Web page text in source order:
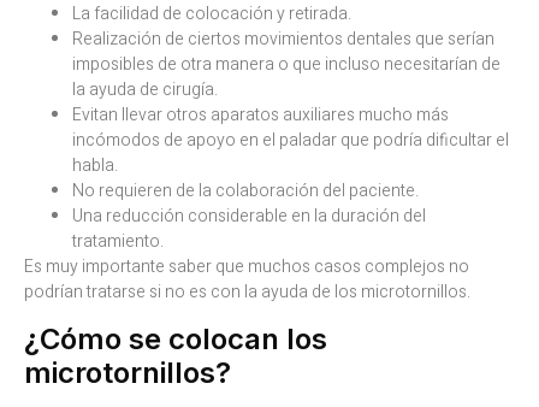
La facilidad de colocación y retirada.
Realización de ciertos movimientos dentales que serían
imposibles de otra manera o que incluso necesitarían de
la ayuda de cirugía.
Evitan llevar otros aparatos auxiliares mucho más
incómodos de apoyo en el paladar que podría dificultar el
habla.
No requieren de la colaboración del paciente.
Una reducción considerable en la duración del
tratamiento.
Es muy importante saber que muchos casos complejos no
podrían tratarse si no es con la ayuda de los microtornillos.
¿Cómo se colocan los
microtornillos?